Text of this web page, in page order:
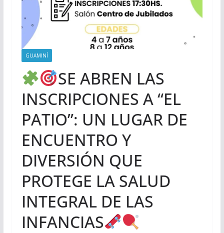
GUAMINÍ
SE ABREN LAS
INSCRIPCIONES A “EL
PATIO”: UN LUGAR DE
ENCUENTRO Y
DIVERSIÓN QUE
PROTEGE LA SALUD
INTEGRAL DE LAS
INFANCIAS